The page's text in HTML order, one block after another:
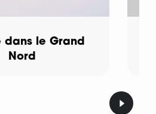
dans le Grand
Nord